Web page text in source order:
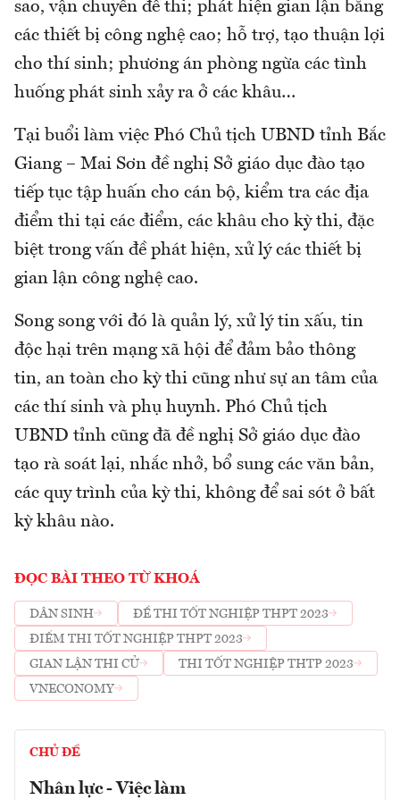
sao, vận chuyển đề thi; phát hiện gian lận bằng
các thiết bị công nghệ cao; hỗ trợ, tạo thuận lợi
cho thí sinh; phương án phòng ngừa các tình
huống phát sinh xảy ra ở các khâu…
Tại buổi làm việc Phó Chủ tịch UBND tỉnh Bắc
Giang – Mai Sơn đề nghị Sở giáo dục đào tạo
tiếp tục tập huấn cho cán bộ, kiểm tra các địa
điểm thi tại các điểm, các khâu cho kỳ thi, đặc
biệt trong vấn đề phát hiện, xử lý các thiết bị
gian lận công nghệ cao.
Song song với đó là quản lý, xử lý tin xấu, tin
độc hại trên mạng xã hội để đảm bảo thông
tin, an toàn cho kỳ thi cũng như sự an tâm của
các thí sinh và phụ huynh. Phó Chủ tịch
UBND tỉnh cũng đã đề nghị Sở giáo dục đào
tạo rà soát lại, nhắc nhở, bổ sung các văn bản,
các quy trình của kỳ thi, không để sai sót ở bất
kỳ khâu nào.
ĐỌC BÀI THEO TỪ KHOÁ
DÂN SINH
ĐỀ THI TỐT NGHIỆP THPT 2023
ĐIỂM THI TỐT NGHIỆP THPT 2023
GIAN LẬN THI CỬ
THI TỐT NGHIỆP THTP 2023
VNECONOMY
CHỦ ĐỀ
Nhân lực - Việc làm